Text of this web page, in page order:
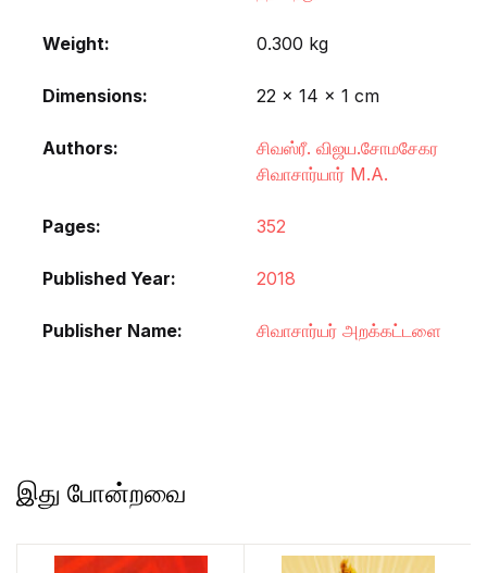
Weight 0.300 kg
Dimensions 22 × 14 × 1 cm
Authors
சிவஸ்ரீ. விஜய.சோமசேகர
சிவாசார்யார் M.A.
Pages 352
Published Year 2018
Publisher Name சிவாசார்யர் அறக்கட்டளை
இது போன்றவை